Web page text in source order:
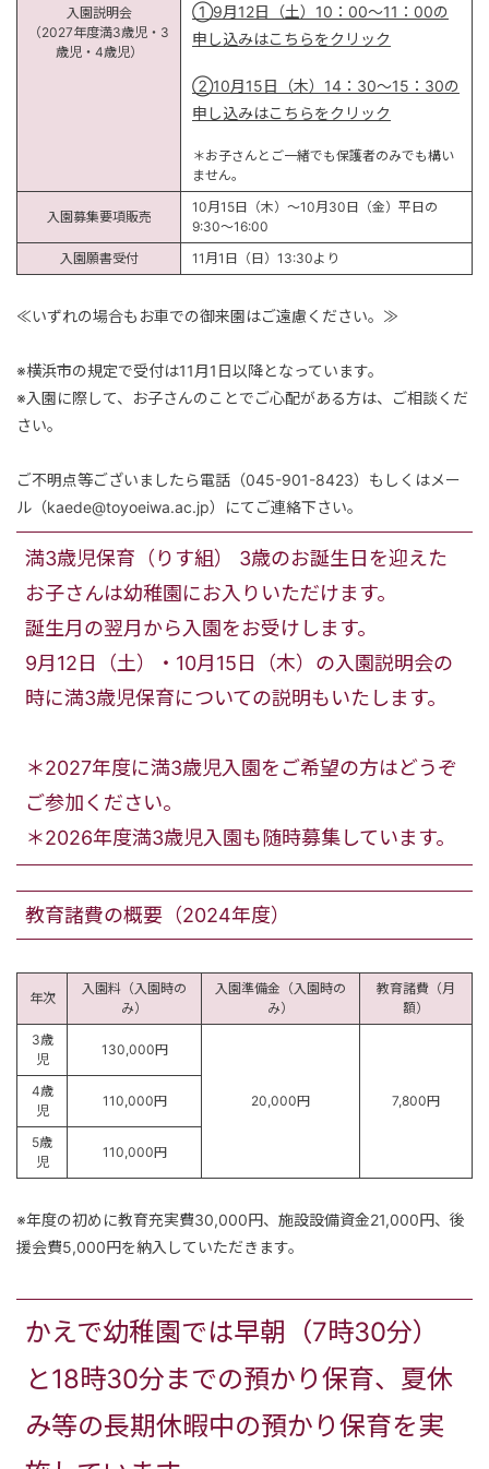
入園説明会
（2027年度満3歳児・3
歳児・4歳児）
①9月12日（土）10：00～11：00の
申し込みはこちらをクリック
②10月15日（木）14：30～15：30の
申し込みはこちらをクリック
＊お子さんとご一緒でも保護者のみでも構い
ません。
入園募集要項販売
10月15日（木）〜10月30日（金）平日の
9:30〜16:00
入園願書受付
11月1日（日）13:30より
≪いずれの場合もお車での御来園はご遠慮ください。≫
※横浜市の規定で受付は11月1日以降となっています。
※入園に際して、お子さんのことでご心配がある方は、ご相談くだ
さい。
ご不明点等ございましたら電話（045-901-8423）もしくはメー
ル（kaede@toyoeiwa.ac.jp）にてご連絡下さい。
満3歳児保育（りす組） 3歳のお誕生日を迎えた
お子さんは幼稚園にお入りいただけます。
誕生月の翌月から入園をお受けします。
9月12日（土）・10月15日（木）の入園説明会の
時に満3歳児保育についての説明もいたします。
＊2027年度に満3歳児入園をご希望の方はどうぞ
ご参加ください。
＊2026年度満3歳児入園も随時募集しています。
教育諸費の概要（2024年度）
年次
入園料（入園時の
み）
入園準備金（入園時の
み）
教育諸費（月
額）
3歳
児
130,000円
20,000円 7,800円
4歳
児
110,000円
5歳
児
110,000円
※年度の初めに教育充実費30,000円、施設設備資金21,000円、後
援会費5,000円を納入していただきます。
かえで幼稚園では早朝（7時30分）
と18時30分までの預かり保育、夏休
み等の長期休暇中の預かり保育を実